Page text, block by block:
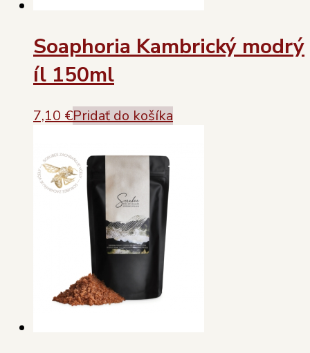
Soaphoria Kambrický modrý
íl 150ml
7,10 €Pridať do košíka